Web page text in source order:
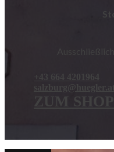
+43 664 4201964
ZUM SHOP